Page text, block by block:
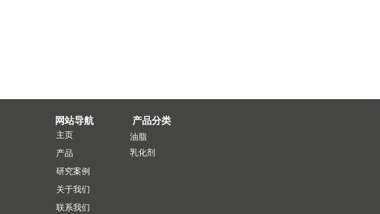
主页
产品
研究案例
关于我们
联系我们
油脂
乳化剂
网站导航 产品分类